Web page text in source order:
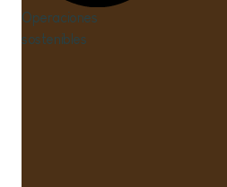
Operaciones
sostenibles